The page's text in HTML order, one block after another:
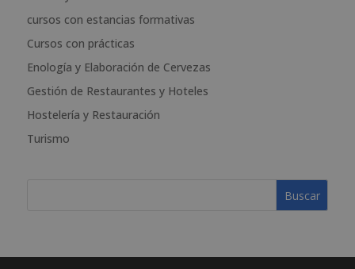
n
a
i
v
e
cursos con estancias formativas
Cursos con prácticas
Enología y Elaboración de Cervezas
Gestión de Restaurantes y Hoteles
Hostelería y Restauración
Turismo